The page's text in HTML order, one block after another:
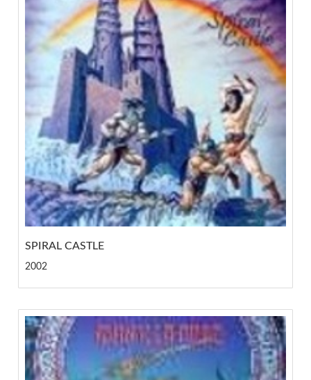
SPIRAL CASTLE
2002